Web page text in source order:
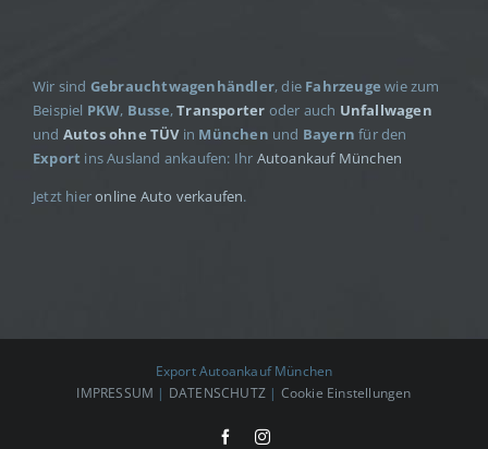
Wir sind Gebrauchtwagenhändler, die Fahrzeuge wie zum
Beispiel PKW, Busse,Transporter oder auch Unfallwagen
und Autos ohne TÜVin München und Bayernfür den
Export ins Ausland ankaufen: Ihr Autoankauf München
Jetzt hieronline Auto verkaufen.
Export Autoankauf München
IMPRESSUM | DATENSCHUTZ | Cookie Einstellungen
FacebookInstagram